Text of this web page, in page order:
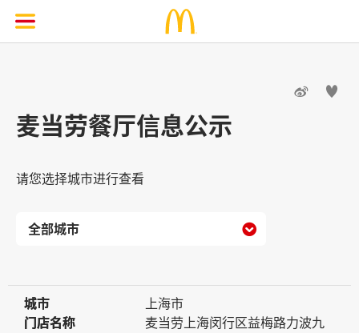
 
麦当劳餐厅信息公示
请您选择城市进行查看

城市
城市
上海市
门店名称
门店名称
麦当劳上海闵行区益梅路力波九